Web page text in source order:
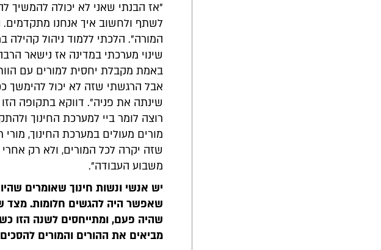
"אז הבנתי שאני לא יכולה להמשיך
לשתף ולחשוב איך אנחנו
המורה". הלכתי ללמוד ניהול
שינוי מערכתי במדינה אז נישאר
באמת מקבלת יחסית למורים עם
אבל הרגשתי שזה לא יכול להימשך
שינתה את פניה". דווקא בתקופה
רוצה לומר ביי למערכת החינוך
מורים מעולים במערכת החינוך, מורי
שזה יקרה לכל המורים, ולא רק
משבוע העבודה".
יש אנשי ונשות חינוך שאומרים
שאפשר היה להגשים חלומות. מצד
שהיה פעם, ומתייחסים לשנה הזו
מביאים את ההורים והמורים להסכים